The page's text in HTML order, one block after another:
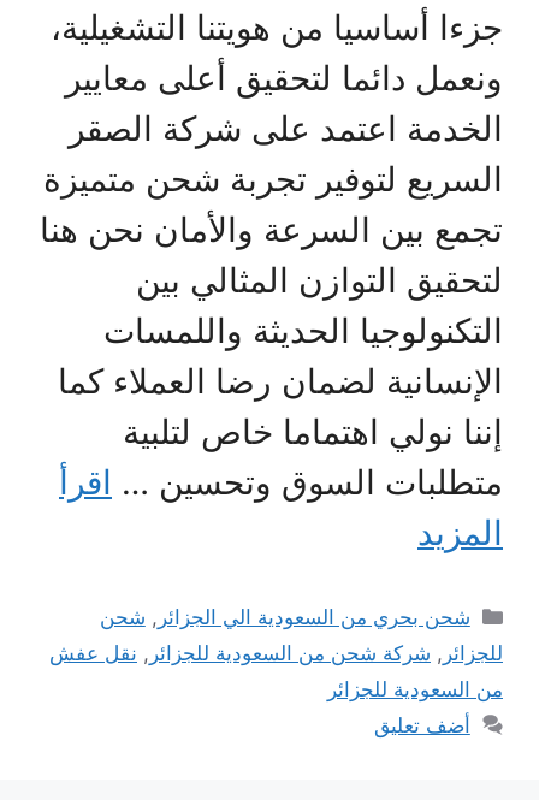
جزءا أساسيا من هويتنا التشغيلية،
ونعمل دائما لتحقيق أعلى معايير
الخدمة اعتمد على شركة الصقر
السريع لتوفير تجربة شحن متميزة
تجمع بين السرعة والأمان نحن هنا
لتحقيق التوازن المثالي بين
التكنولوجيا الحديثة واللمسات
الإنسانية لضمان رضا العملاء كما
إننا نولي اهتماما خاص لتلبية
متطلبات السوق وتحسين … اقرأ
المزيد
التصنيفات
شحن بحري من السعودية الي الجزائر , شحن
للجزائر , شركة شحن من السعودية للجزائر , نقل عفش
من السعودية للجزائر
أضف تعليق